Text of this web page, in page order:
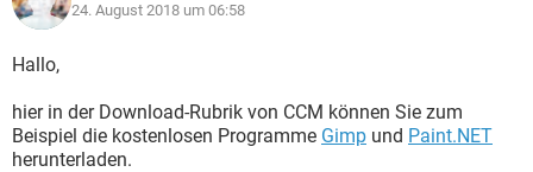
24. August 2018 um 06:58
Hallo,
hier in der Download-Rubrik von CCM können Sie zum
Beispiel die kostenlosen Programme Gimp und Paint.NET
herunterladen.